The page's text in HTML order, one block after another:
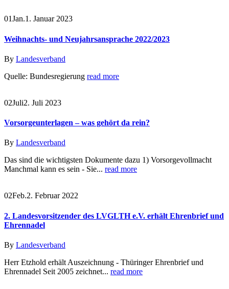
01Jan.1. Januar 2023
Weihnachts- und Neujahrsansprache 2022/2023
By Landesverband
Quelle: Bundesregierung read more
02Juli2. Juli 2023
Vorsorgeunterlagen – was gehört da rein?
By Landesverband
Das sind die wichtigsten Dokumente dazu 1) Vorsorgevollmacht
Manchmal kann es sein - Sie... read more
02Feb.2. Februar 2022
2. Landesvorsitzender des LVGLTH e.V. erhält Ehrenbrief und
Ehrennadel
By Landesverband
Herr Etzhold erhält Auszeichnung - Thüringer Ehrenbrief und
Ehrennadel Seit 2005 zeichnet... read more